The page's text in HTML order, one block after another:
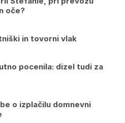
oče?
in tovorni vlak
pocenila: dizel tudi za
o izplačilu domnevni